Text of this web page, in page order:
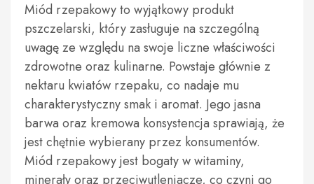
Miód rzepakowy to wyjątkowy produkt
pszczelarski, który zasługuje na szczególną
uwagę ze względu na swoje liczne właściwości
zdrowotne oraz kulinarne. Powstaje głównie z
nektaru kwiatów rzepaku, co nadaje mu
charakterystyczny smak i aromat. Jego jasna
barwa oraz kremowa konsystencja sprawiają, że
jest chętnie wybierany przez konsumentów.
Miód rzepakowy jest bogaty w witaminy,
minerały oraz przeciwutleniacze, co czyni go